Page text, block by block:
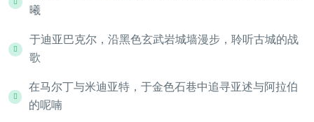
曦
于迪亚巴克尔，沿黑色玄武岩城墙漫步，聆听古城的战
歌
在马尔丁与米迪亚特，于金色石巷中追寻亚述与阿拉伯
的呢喃